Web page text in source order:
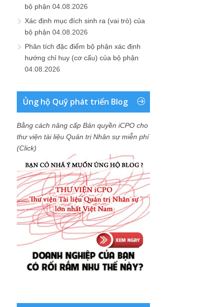
bộ phận 04.08.2026
Xác định mục đích sinh ra (vai trò) của
bộ phận 04.08.2026
Phân tích đặc điểm bộ phận xác định
hướng chỉ huy (cơ cấu) của bộ phận
04.08.2026
Ủng hộ Quỹ phát triển Blog
Bằng cách nâng cấp Bản quyền iCPO cho
thư viện tài liệu Quản trị Nhân sự miễn phí
(Click)